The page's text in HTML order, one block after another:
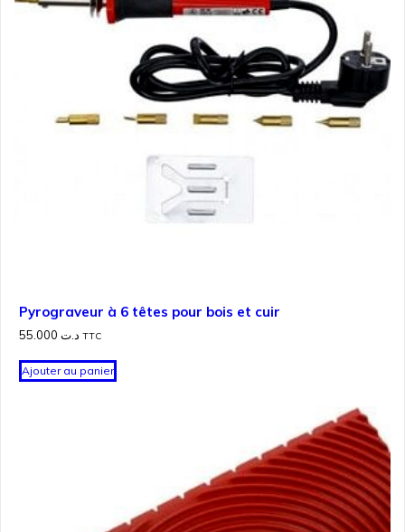
Pyrograveur à 6 têtes pour bois et cuir
د.ت TTC
Ajouter au panier